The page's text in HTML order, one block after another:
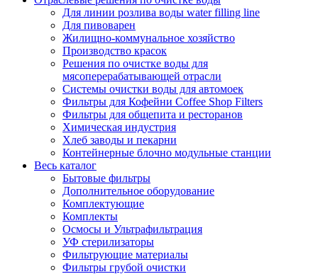
Для линии розлива воды water filling line
Для пивоварен
Жилищно-коммунальное хозяйство
Производство красок
Решения по очистке воды для
мясоперерабатывающей отрасли
Системы очистки воды для автомоек
Фильтры для Кофейни Coffee Shop Filters
Фильтры для общепита и ресторанов
Химическая индустрия
Хлеб заводы и пекарни
Контейнерные блочно модульные станции
Весь каталог
Бытовые фильтры
Дополнительное оборудование
Комплектующие
Комплекты
Осмосы и Ультрафильтрация
УФ стерилизаторы
Фильтрующие материалы
Фильтры грубой очистки